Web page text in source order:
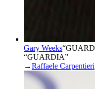
Gary Weeks“
“GUARDIA”
→Raffaele Carpentieri